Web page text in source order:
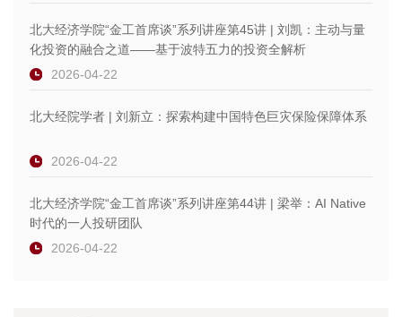
北大经济学院“金工首席谈”系列讲座第45讲 | 刘凯：主动与量
化投资的融合之道——基于波特五力的投资全解析
2026-04-22
北大经院学者 | 刘新立：探索构建中国特色巨灾保险保障体系
2026-04-22
北大经济学院“金工首席谈”系列讲座第44讲 | 梁举：AI Native
时代的一人投研团队
2026-04-22